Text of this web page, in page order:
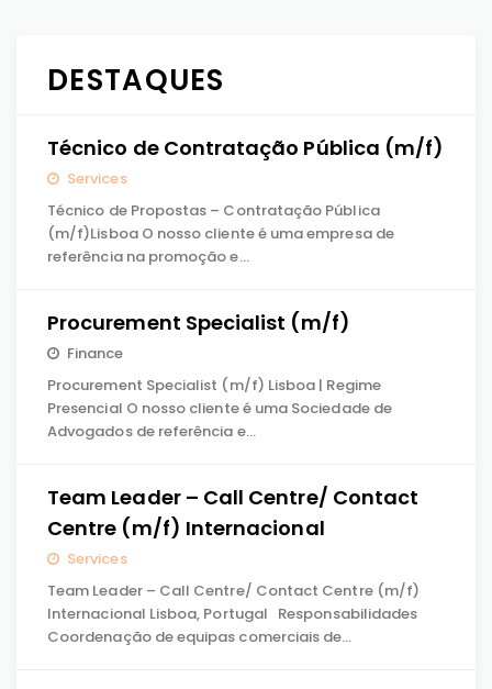
DESTAQUES
Técnico de Contratação Pública (m/f)
Services
Técnico de Propostas – Contratação Pública
(m/f)Lisboa O nosso cliente é uma empresa de
referência na promoção e…
Procurement Specialist (m/f)
Finance
Procurement Specialist (m/f) Lisboa | Regime
Presencial O nosso cliente é uma Sociedade de
Advogados de referência e…
Team Leader – Call Centre/ Contact
Centre (m/f) Internacional
Services
Team Leader – Call Centre/ Contact Centre (m/f)
Internacional Lisboa, Portugal Responsabilidades
Coordenação de equipas comerciais de…